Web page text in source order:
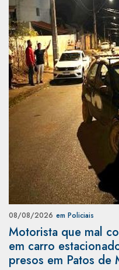
08/08/2026 em Policiais
Motorista que mal
em carro
presos em Patos de